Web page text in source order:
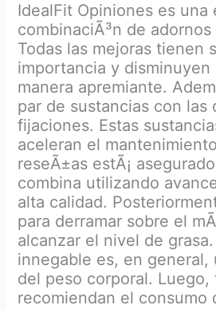
IdealFit Opiniones es una
combinaciÃ³n de adornos
Todas las mejoras tienen
importancia y disminuyen
manera apremiante.
par de sustancias con las
fijaciones. Estas
aceleran el
reseÃ±as estÃ¡
combina utilizando
alta calidad.
para derramar sobre el
alcanzar el nivel de
innegable es, en general,
del peso corporal.
recomiendan el consumo